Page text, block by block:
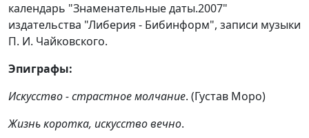
календарь "Знаменательные даты.2007"
издательства "Либерия - Бибинформ", записи музыки
П. И. Чайковского.
Эпиграфы:
Искусство - страстное молчание. (Густав Моро)
Жизнь коротка, искусство вечно.